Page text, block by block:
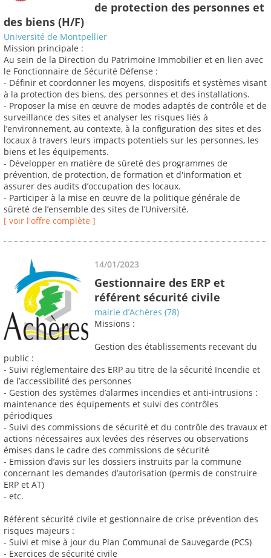
de protection des personnes et
des biens (H/F)
Université de Montpellier
Mission principale :
Au sein de la Direction du Patrimoine Immobilier et en lien avec
le Fonctionnaire de Sécurité Défense :
- Définir et coordonner les moyens, dispositifs et systèmes visant
à la protection des biens, des personnes et des installations.
- Proposer la mise en œuvre de modes adaptés de contrôle et de
surveillance des sites et analyser les risques liés à
l’environnement, au contexte, à la configuration des sites et des
locaux à travers leurs impacts potentiels sur les personnes, les
biens et les équipements.
- Développer en matière de sûreté des programmes de
prévention, de protection, de formation et d'information et
assurer des audits d’occupation des locaux.
- Participer à la mise en œuvre de la politique générale de
sûreté de l’ensemble des sites de l’Université.
[ voir l'offre complète ]
14/01/2023
Gestionnaire des ERP et
référent sécurité civile
mairie d’Achères (78)
Missions :
Gestion des établissements recevant du
public :
- Suivi réglementaire des ERP au titre de la sécurité Incendie et
de l’accessibilité des personnes
- Gestion des systèmes d’alarmes incendies et anti-intrusions :
maintenance des équipements et suivi des contrôles
périodiques
- Suivi des commissions de sécurité et du contrôle des travaux et
actions nécessaires aux levées des réserves ou observations
émises dans le cadre des commissions de sécurité
- Emission d’avis sur les dossiers instruits par la commune
concernant les demandes d’autorisation (permis de construire
ERP et AT)
- etc.
Référent sécurité civile et gestionnaire de crise prévention des
risques majeurs :
- Suivi et mise à jour du Plan Communal de Sauvegarde (PCS)
- Exercices de sécurité civile